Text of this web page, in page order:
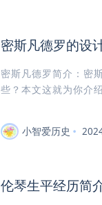
密斯凡德罗的设
密斯凡德罗简介：密
些？本文这就为你介
小智爱历史
伦琴生平经历简